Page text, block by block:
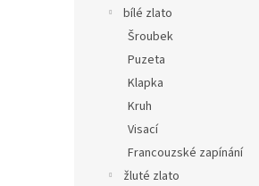
bílé zlato
Šroubek
Puzeta
Klapka
Kruh
Visací
Francouzské zapínání
žluté zlato